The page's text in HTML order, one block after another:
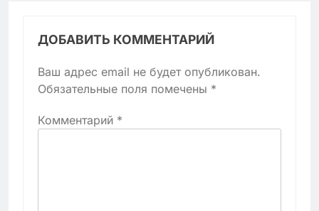
ДОБАВИТЬ КОММЕНТАРИЙ
Ваш адрес email не будет опубликован.
Обязательные поля помечены *
Комментарий *